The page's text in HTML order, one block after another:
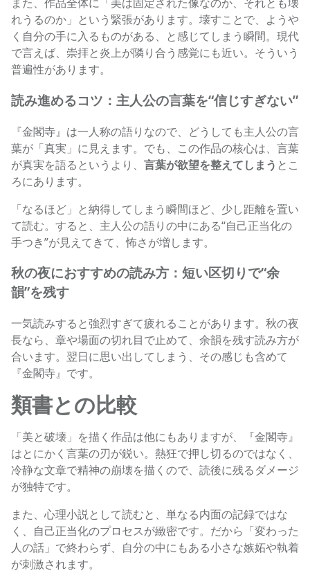
れうるのか」という緊張があります。壊すことで、ようや
く自分の手に入るものがある、と感じてしまう瞬間。現代
で言えば、崇拝と炎上が隣り合う感覚にも近い。そういう
普遍性があります。
読み進めるコツ：主人公の言葉を“信じすぎない”
『金閣寺』は一人称の語りなので、どうしても主人公の言
葉が「真実」に見えます。でも、この作品の核心は、言葉
が真実を語るというより、 言葉が欲望を整えてしまう とこ
ろにあります。
「なるほど」と納得してしまう瞬間ほど、少し距離を置い
て読む。すると、主人公の語りの中にある“自己正当化の
手つき”が見えてきて、怖さが増します。
秋の夜におすすめの読み方：短い区切りで“余
韻”を残す
一気読みすると強烈すぎて疲れることがあります。秋の夜
長なら、章や場面の切れ目で止めて、余韻を残す読み方が
合います。翌日に思い出してしまう、その感じも含めて
『金閣寺』です。
類書との比較
「美と破壊」を描く作品は他にもありますが、『金閣寺』
はとにかく言葉の刃が鋭い。熱狂で押し切るのではなく、
冷静な文章で精神の崩壊を描くので、読後に残るダメージ
が独特です。
また、心理小説として読むと、単なる内面の記録ではな
く、自己正当化のプロセスが緻密です。だから「変わった
人の話」で終わらず、自分の中にもある小さな嫉妬や執着
が刺激されます。